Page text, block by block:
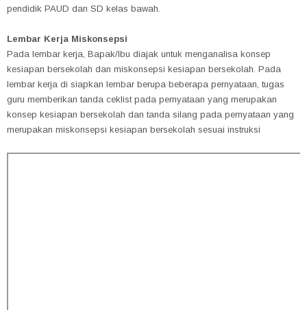
pendidik PAUD dan SD kelas bawah.
Lembar Kerja Miskonsepsi
Pada lembar kerja, Bapak/Ibu diajak untuk menganalisa konsep
kesiapan bersekolah dan miskonsepsi kesiapan bersekolah. Pada
lembar kerja di siapkan lembar berupa beberapa pernyataan, tugas
guru memberikan tanda ceklist pada pernyataan yang merupakan
konsep kesiapan bersekolah dan tanda silang pada pernyataan yang
merupakan miskonsepsi kesiapan bersekolah sesuai instruksi